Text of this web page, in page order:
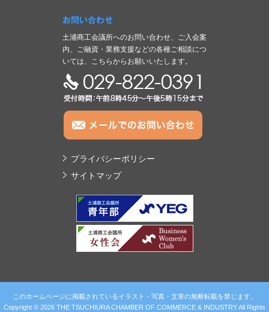
お問い合わせ
土浦商工会議所へのお問い合わせ、ご入会案
内、ご融資・業務支援などの各種ご相談につ
いては、こちらからお願いいたします。
TEL:029-822-0391
プライバシーポリシー
サイトマップ
このホームページに掲載されているイラスト・写真・文章の無断転載を禁じます。
Copyright © 2026 THE TSUCHIURA CHAMBER OF COMMERCE & INDUSTRY All Rights